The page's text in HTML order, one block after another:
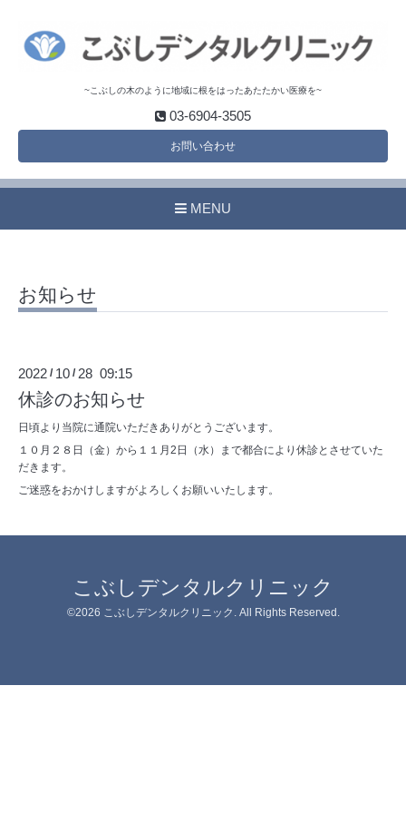
~こぶしの木のように地域に根をはったあたたかい医療を~
03-6904-3505
お問い合わせ
MENU
お知らせ
2022 / 10 / 28 09:15
休診のお知らせ
日頃より当院に通院いただきありがとうございます。
１０月２８日（金）から１１月2日（水）まで都合により休診とさせていた
だきます。
ご迷惑をおかけしますがよろしくお願いいたします。
こぶしデンタルクリニック
©2026 こぶしデンタルクリニック . All Rights Reserved.